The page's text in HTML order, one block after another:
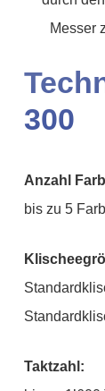
Messer
300
Anzahl
bis zu 5
Taktzahl: